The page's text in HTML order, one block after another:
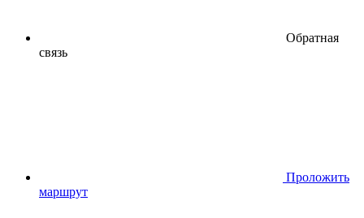
Обратная
связь
Проложить
маршрут